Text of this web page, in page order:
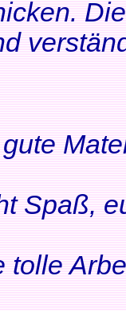
Spaß,
tolle